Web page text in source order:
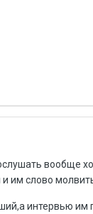
вообще
и им слово
интервью им